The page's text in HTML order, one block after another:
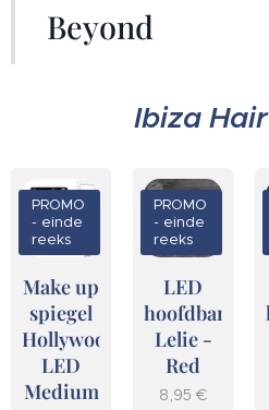
Beyond
Ibiza
Make up
spiegel
Hollywood
LED
Medium
PROMO
- einde
reeks
LED
hoofdband
Lelie -
Red
PROMO
- einde
reeks
8,95 €